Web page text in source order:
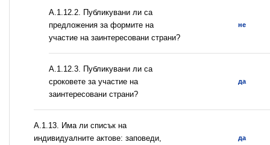
А.1.12.2. Публикувани ли са
предложения за формите на
участие на заинтересовани страни?
не
А.1.12.3. Публикувани ли са
сроковете за участие на
заинтересовани страни?
да
А.1.13. Има ли списък на
индивидуалните актове: заповеди,
да